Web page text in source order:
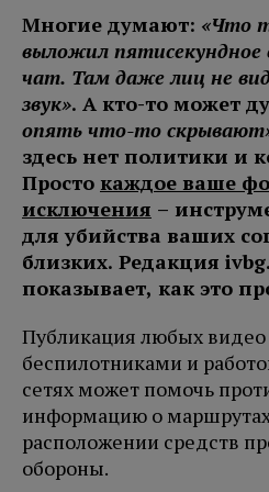
Многие думают: «Что
выложил пятисекундное
чат. Там даже лиц не
звук». А кто-то может
опять что-то
здесь нет политики и
Просто каждое ваше
исключения –
для убийства ваших
близких. Редакция
показывает, как это
Публикация любых видео
беспилотниками и
сетях может помочь
информацию о
расположении средств
обороны.